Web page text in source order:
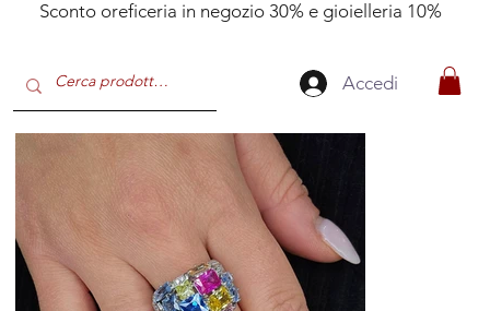
Sconto oreficeria in negozio 30% e gioielleria 10%
Accedi